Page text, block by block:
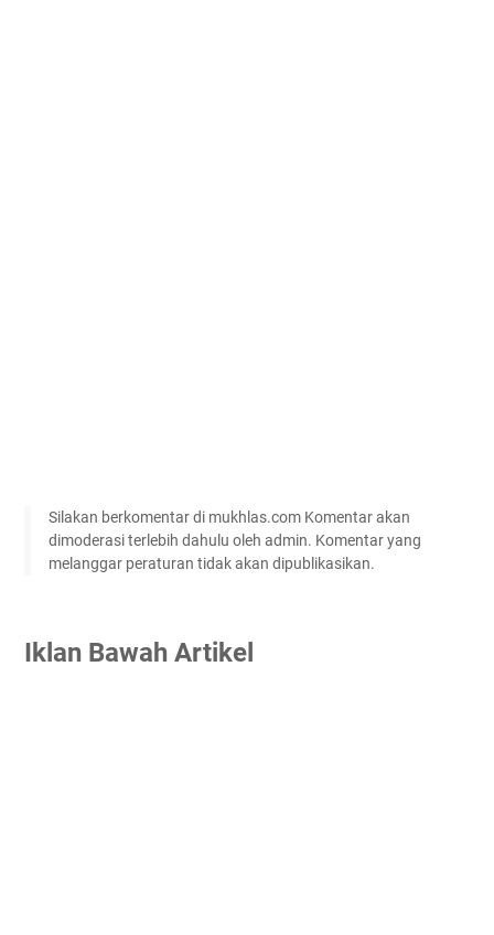
Silakan berkomentar di mukhlas.com Komentar akan
dimoderasi terlebih dahulu oleh admin. Komentar yang
melanggar peraturan tidak akan dipublikasikan.
Iklan Bawah Artikel